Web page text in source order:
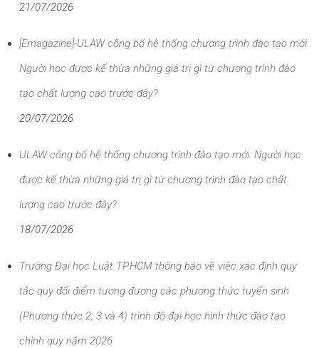
21/07/2026
[Emagazine]-ULAW công bố hệ thống chương trình đào tạo mới:
Người học được kế thừa những giá trị gì từ chương trình đào
tạo chất lượng cao trước đây?
20/07/2026
ULAW công bố hệ thống chương trình đào tạo mới: Người học
được kế thừa những giá trị gì từ chương trình đào tạo chất
lượng cao trước đây?
18/07/2026
Trường Đại học Luật TP.HCM thông báo về việc xác định quy
tắc quy đổi điểm tương đương các phương thức tuyển sinh
(Phương thức 2, 3 và 4) trình độ đại học hình thức đào tạo
chính quy năm 2026